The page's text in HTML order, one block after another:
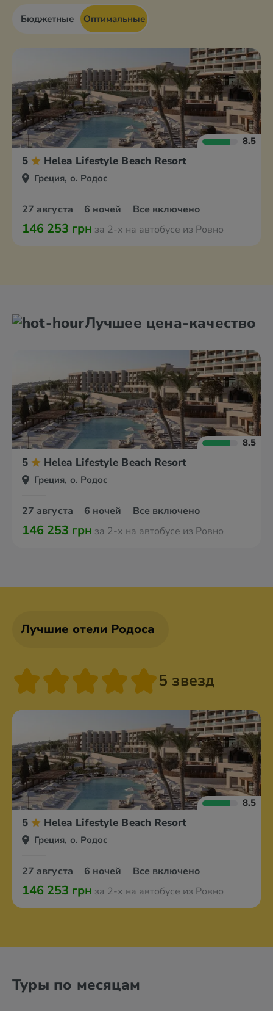
Бюджетные Оптимальные
8.5
5 Helea Lifestyle Beach Resort
Греция, о. Родос
27 августа 6 ночей Все включено
146 253 грн за 2-х на автобусе из Ровно
Лучшее цена-качество
8.5
5 Helea Lifestyle Beach Resort
Греция, о. Родос
27 августа 6 ночей Все включено
146 253 грн за 2-х на автобусе из Ровно
Лучшие отели Родоса
5 звезд
8.5
5 Helea Lifestyle Beach Resort
Греция, о. Родос
27 августа 6 ночей Все включено
146 253 грн за 2-х на автобусе из Ровно
Туры по месяцам